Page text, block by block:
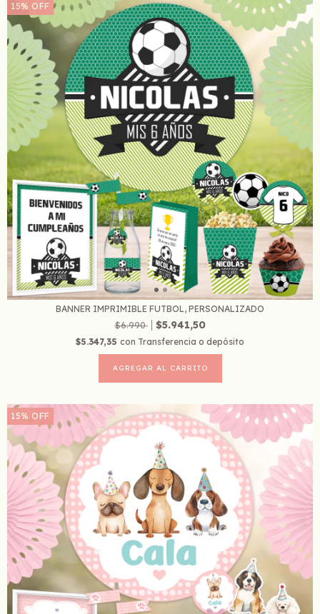
15% OFF
BANNER IMPRIMIBLE FUTBOL, PERSONALIZADO
$6.990
$5.941,50
$5.347,35 con Transferencia o depósito
15% OFF